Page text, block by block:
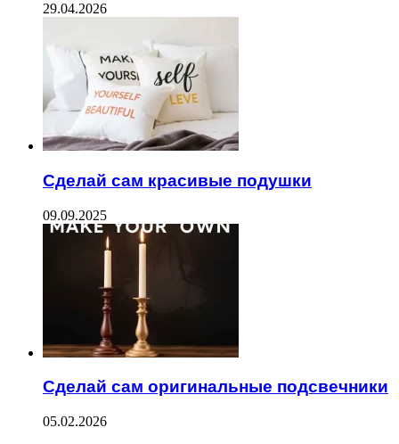
29.04.2026
Сделай сам красивые подушки
09.09.2025
Сделай сам оригинальные подсвечники
05.02.2026